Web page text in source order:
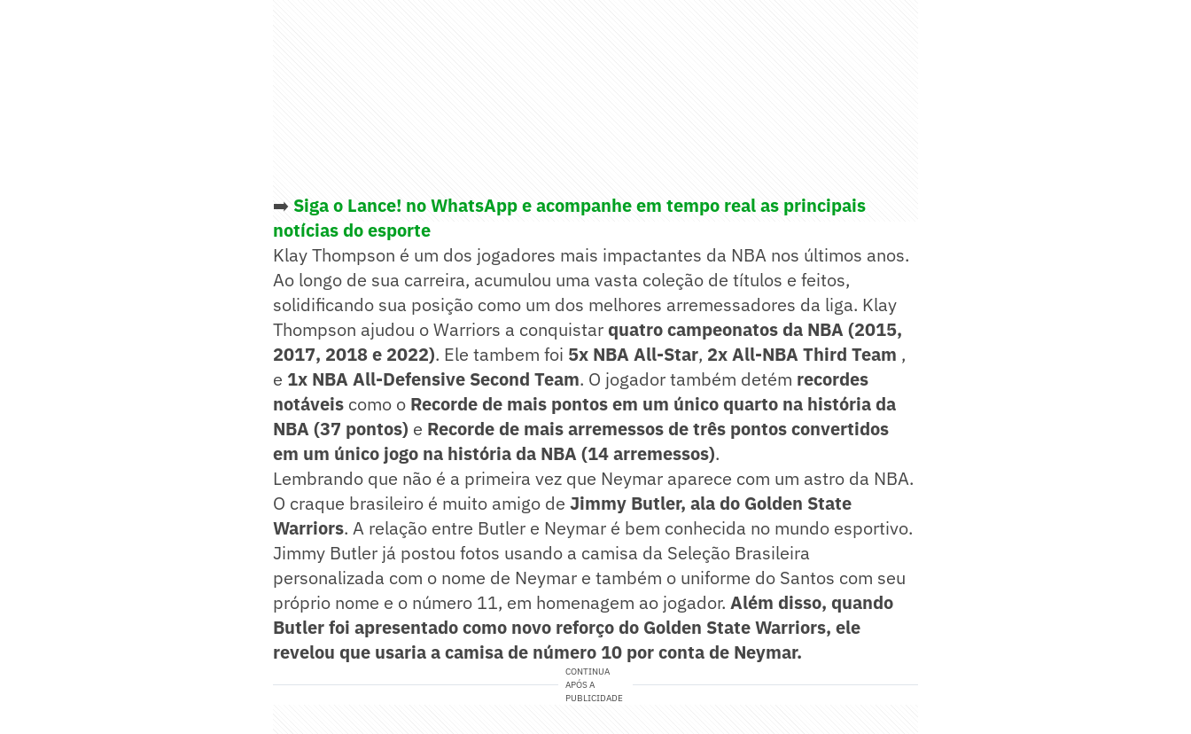
➡️ Siga o Lance! no WhatsApp e acompanhe em tempo real as principais
notícias do esporte
Klay Thompson é um dos jogadores mais impactantes da NBA nos últimos anos.
Ao longo de sua carreira, acumulou uma vasta coleção de títulos e feitos,
solidificando sua posição como um dos melhores arremessadores da liga. Klay
Thompson ajudou o Warriors a conquistar quatro campeonatos da NBA (2015,
2017, 2018 e 2022). Ele tambem foi 5x NBA All-Star, 2x All-NBA Third Team ,
e 1x NBA All-Defensive Second Team. O jogador também detém recordes
notáveis como o Recorde de mais pontos em um único quarto na história da
NBA (37 pontos) e Recorde de mais arremessos de três pontos convertidos
em um único jogo na história da NBA (14 arremessos).
Lembrando que não é a primeira vez que Neymar aparece com um astro da NBA.
O craque brasileiro é muito amigo de Jimmy Butler, ala do Golden State
Warriors. A relação entre Butler e Neymar é bem conhecida no mundo esportivo.
Jimmy Butler já postou fotos usando a camisa da Seleção Brasileira
personalizada com o nome de Neymar e também o uniforme do Santos com seu
próprio nome e o número 11, em homenagem ao jogador. Além disso, quando
Butler foi apresentado como novo reforço do Golden State Warriors, ele
revelou que usaria a camisa de número 10 por conta de Neymar.
CONTINUA
APÓS A
PUBLICIDADE